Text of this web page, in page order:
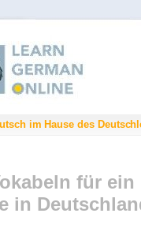
im Hause des
für ein
in